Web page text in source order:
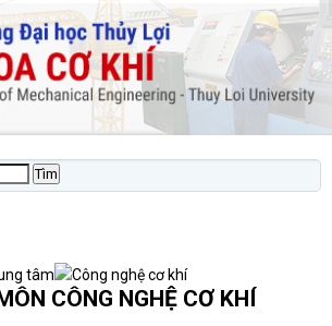
tâm Công nghệ cơ khí
CÔNG NGHỆ CƠ KHÍ